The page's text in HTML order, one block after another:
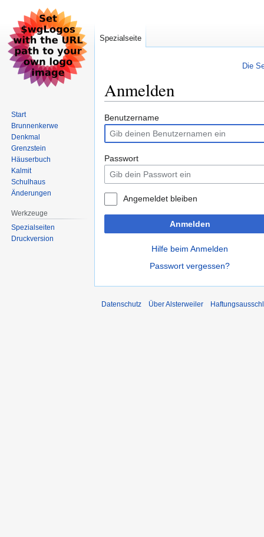
Die
Anmelden
Zur
Navigation
springen
Zur
Suche
springen
Benutzername
Passwort
Angemeldet bleiben
Anmelden
Hilfe beim Anmelden
Passwort vergessen?
Spezialseite
Start
Brunnenkerwe
Denkmal
Grenzstein
Häuserbuch
Kalmit
Schulhaus
Änderungen
Werkzeuge
Spezialseiten
Druckversion
Datenschutz Über Alsterweiler